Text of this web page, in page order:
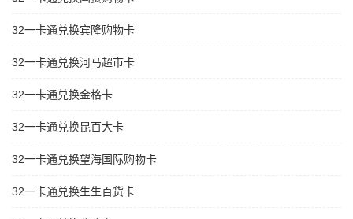
32一卡通兑换宾隆购物卡
32一卡通兑换河马超市卡
32一卡通兑换金格卡
32一卡通兑换昆百大卡
32一卡通兑换望海国际购物卡
32一卡通兑换生生百货卡